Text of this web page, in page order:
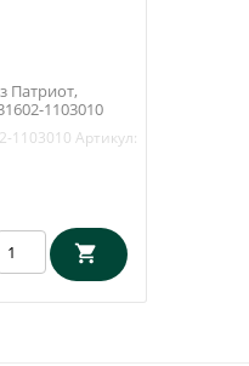
Патриот,
1103010
1103010 Артикул: